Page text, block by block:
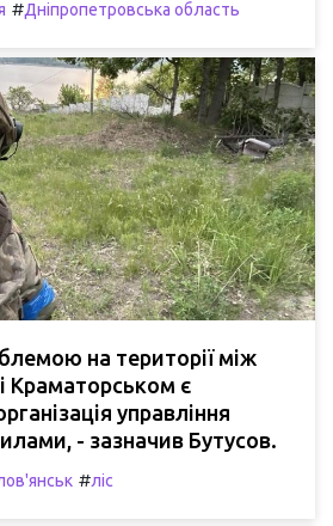
#Дніпропетровська область
на території між
Краматорськом є
управління
- зазначив Бутусов.
#ліс